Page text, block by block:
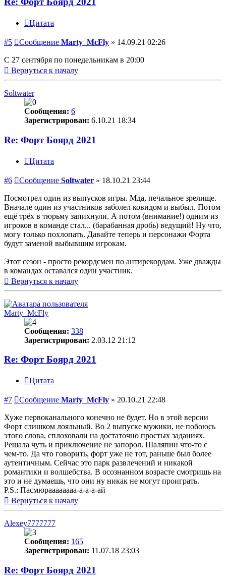
Цитата
#5 Сообщение Marty_McFly » 14.09.21 02:26
С 27 сентября по понедельникам в 20:00
Вернуться к началу
Soltwater
Сообщения: 6
Зарегистрирован: 6.10.21 18:34
Re: Форт Боярд 2021
Цитата
#6 Сообщение Soltwater » 18.10.21 23:44
Посмотрел один из выпусков игры. Мда, печальное зрелище.
Вначале один из участников заболел ковидом и выбыл. Потом
ещё трёх в тюрьму запихнули. А потом (внимание!) одним из
игроков в команде стал... (барабанная дробь) ведущий! Ну что,
могу только похлопать. Давайте теперь и персонажи Форта
будут заменой выбывшим игрокам.
Этот сезон - просто рекордсмен по антирекордам. Уже дважды
в командах оставался один участник.
Вернуться к началу
Marty_McFly
Сообщения: 338
Зарегистрирован: 2.03.12 21:12
Re: Форт Боярд 2021
Цитата
#7 Сообщение Marty_McFly » 20.10.21 22:48
Хуже первоканального конечно не будет. Но в этой версии
Форт слишком лояльный. Во 2 выпуске мужики, не побоюсь
этого слова, сплоховали на достаточно простых заданиях.
Решала чуть и приключение не запорол. Шаляпин что-то с
чем-то. Да что говорить, форт уже не тот, раньше был более
аутентичным. Сейчас это парк развлечений и никакой
романтики и волшебства. В осознанном возрасте смотришь на
это и не думаешь, что они ну никак не могут проиграть.
P.S.: Пасмюраааааааа-а-а-а-ай
Вернуться к началу
Alexey7777777
Сообщения: 165
Зарегистрирован: 11.07.18 23:03
Re: Форт Боярд 2021